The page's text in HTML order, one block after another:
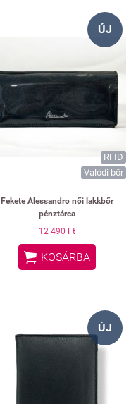
ÚJ
RFID
Valódi bőr
Fekete Alessandro női lakkbőr
pénztárca
12 490 Ft
 KOSÁRBA
ÚJ